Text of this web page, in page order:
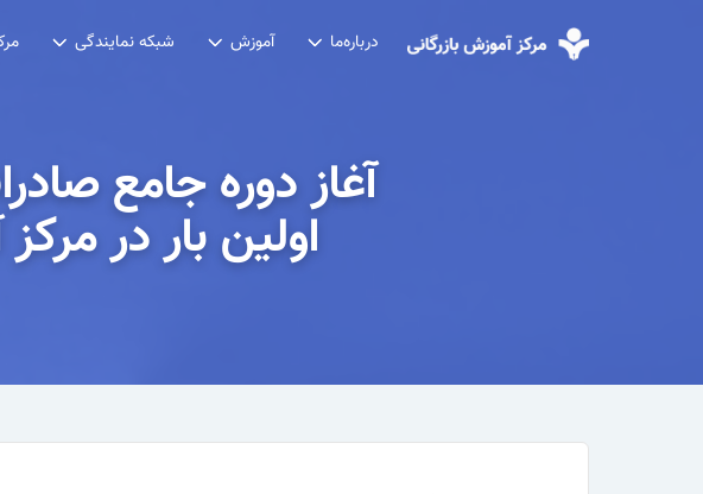
درباره‌ما آموزش شبکه نمایندگی
آغاز دوره جامع
اولین بار در